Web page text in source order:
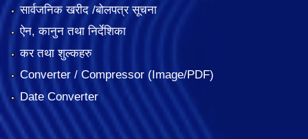
सार्वजनिक खरीद /बोलपत्र सूचना
ऐन, कानुन तथा निर्देशिका
कर तथा शुल्कहरु
Converter / Compressor (Image/PDF)
Date Converter